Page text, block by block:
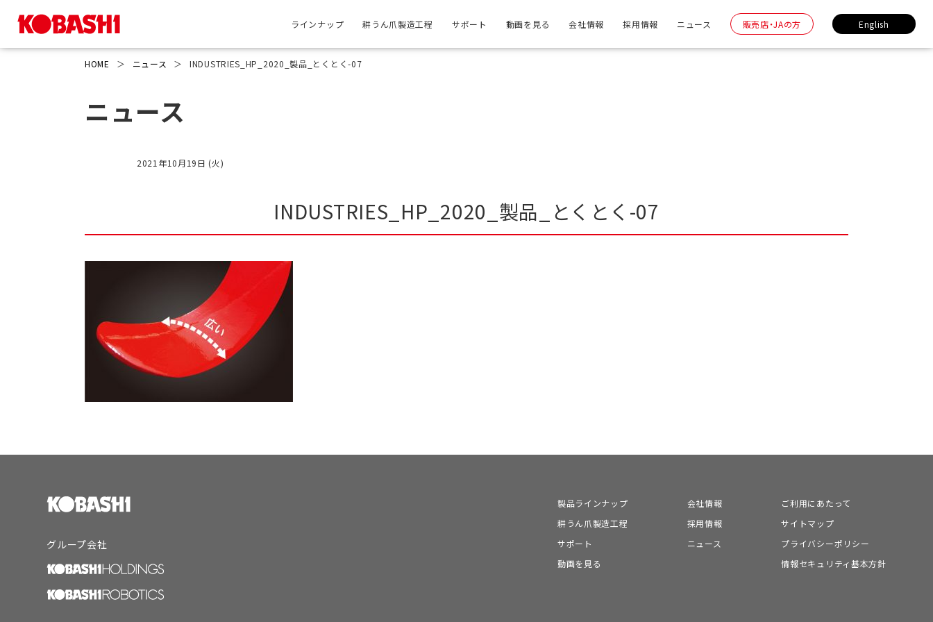
ラインナップ 耕うん爪製造工程 サポート 動画を見る 会社情報 採用情報 ニュース 販売店・JAの方 English
HOME ＞ ニュース ＞ INDUSTRIES_HP_2020_製品_とくとく-07
ニュース
2021年10月19日 (火)
INDUSTRIES_HP_2020_製品_とくとく-07
グループ会社
製品ラインナップ
耕うん爪製造工程
サポート
動画を見る
会社情報
採用情報
ニュース
ご利用にあたって
サイトマップ
プライバシーポリシー
情報セキュリティ基本方針